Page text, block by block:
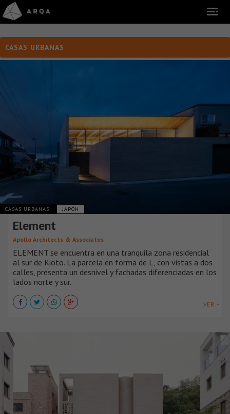
CASAS URBANAS
CASAS URBANAS JAPÓN
Element
Apollo Architects ＆ Associates
ELEMENT se encuentra en una tranquila zona residencial
al sur de Kioto. La parcela en forma de L, con vistas a dos
calles, presenta un desnivel y fachadas diferenciadas en los
lados norte y sur.
VER +